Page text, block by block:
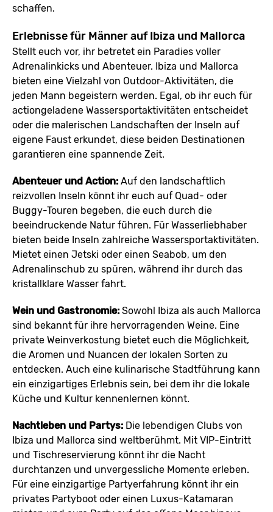
schaffen.
Erlebnisse für Männer auf Ibiza und Mallorca
Stellt euch vor, ihr betretet ein Paradies voller
Adrenalinkicks und Abenteuer. Ibiza und Mallorca
bieten eine Vielzahl von Outdoor-Aktivitäten, die
jeden Mann begeistern werden. Egal, ob ihr euch für
actiongeladene Wassersportaktivitäten entscheidet
oder die malerischen Landschaften der Inseln auf
eigene Faust erkundet, diese beiden Destinationen
garantieren eine spannende Zeit.
Abenteuer und Action: Auf den landschaftlich
reizvollen Inseln könnt ihr euch auf Quad- oder
Buggy-Touren begeben, die euch durch die
beeindruckende Natur führen. Für Wasserliebhaber
bieten beide Inseln zahlreiche Wassersportaktivitäten.
Mietet einen Jetski oder einen Seabob, um den
Adrenalinschub zu spüren, während ihr durch das
kristallklare Wasser fahrt.
Wein und Gastronomie: Sowohl Ibiza als auch Mallorca
sind bekannt für ihre hervorragenden Weine. Eine
private Weinverkostung bietet euch die Möglichkeit,
die Aromen und Nuancen der lokalen Sorten zu
entdecken. Auch eine kulinarische Stadtführung kann
ein einzigartiges Erlebnis sein, bei dem ihr die lokale
Küche und Kultur kennenlernen könnt.
Nachtleben und Partys: Die lebendigen Clubs von
Ibiza und Mallorca sind weltberühmt. Mit VIP-Eintritt
und Tischreservierung könnt ihr die Nacht
durchtanzen und unvergessliche Momente erleben.
Für eine einzigartige Partyerfahrung könnt ihr ein
privates Partyboot oder einen Luxus-Katamaran